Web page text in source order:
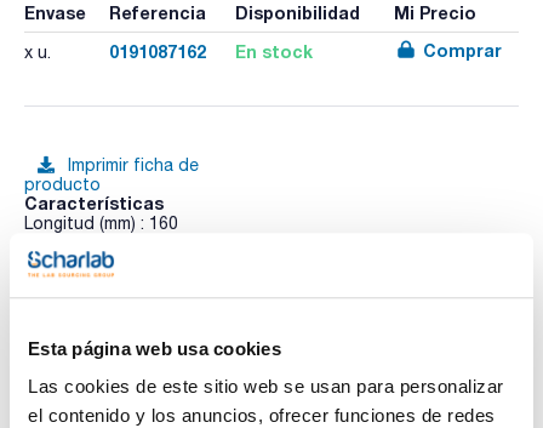
Esta página web usa cookies
Las cookies de este sitio web se usan para personalizar
el contenido y los anuncios, ofrecer funciones de redes
Envase Referencia Disponibilidad Mi Precio
x u. 0191087162 En stock Comprar
Imprimir ficha de
producto
Características
Longitud (mm) : 160
Con regulación de gas y aire.
Ver más
Documentación técnica